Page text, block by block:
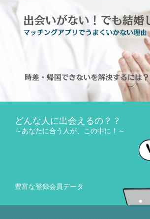
どんな人に出会えるの？？
～あなたに合う人が、この中に！～
豊富な登録会員データ